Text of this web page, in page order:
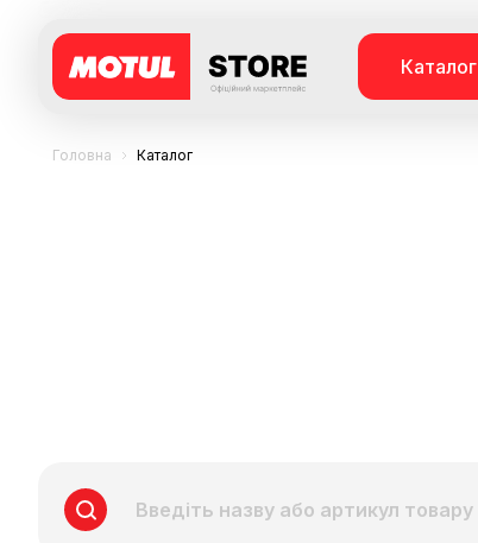
Каталог
Головна Каталог